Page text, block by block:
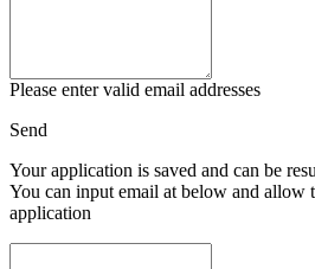
Please enter valid email addresses
Send
Your application is saved and can be
You can input email at below and allow
application